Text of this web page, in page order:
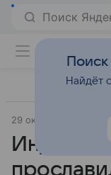
Поиск
29 октября 2021
Найдёт